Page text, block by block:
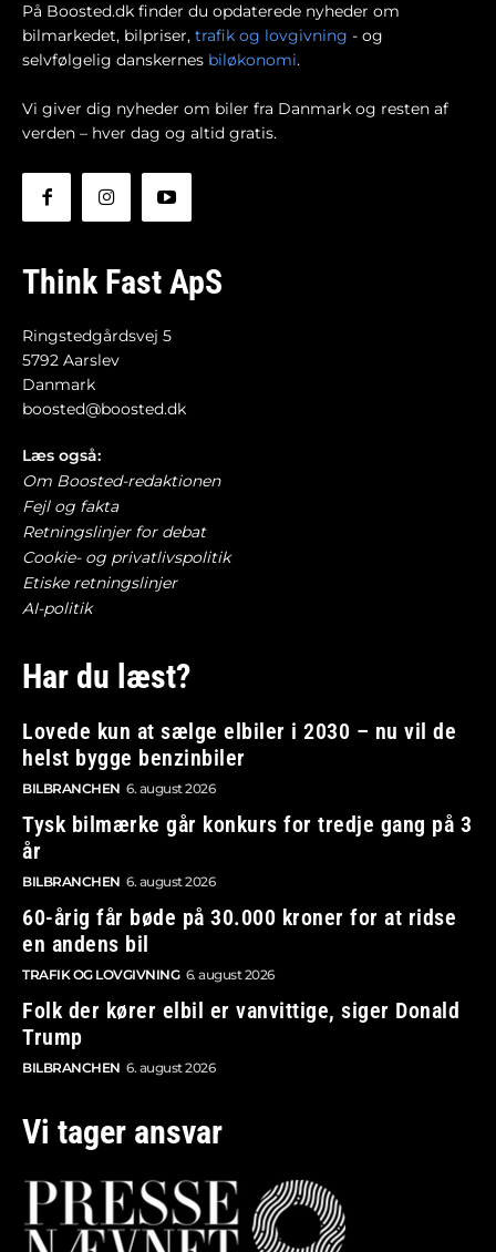
På Boosted.dk finder du opdaterede nyheder om
bilmarkedet, bilpriser, trafik og lovgivning - og
selvfølgelig danskernes biløkonomi.
Vi giver dig nyheder om biler fra Danmark og resten af
verden – hver dag og altid gratis.
Think Fast ApS
Ringstedgårdsvej 5
5792 Aarslev
Danmark
boosted@boosted.dk
Læs også:
Om Boosted-redaktionen
Fejl og fakta
Retningslinjer for debat
Cookie- og privatlivspolitik
Etiske retningslinjer
AI-politik
Har du læst?
Lovede kun at sælge elbiler i 2030 – nu vil de
helst bygge benzinbiler
BILBRANCHEN 6. august 2026
Tysk bilmærke går konkurs for tredje gang på 3
år
BILBRANCHEN 6. august 2026
60-årig får bøde på 30.000 kroner for at ridse
en andens bil
TRAFIK OG LOVGIVNING 6. august 2026
Folk der kører elbil er vanvittige, siger Donald
Trump
BILBRANCHEN 6. august 2026
Vi tager ansvar